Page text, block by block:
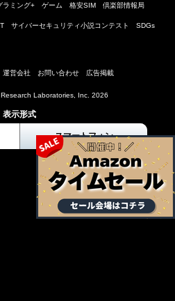
ラミング+ ゲーム 格安SIM 倶楽部情報局
サイバーセキュリティ小説コンテスト SDGs
運営会社 お問い合わせ 広告掲載
Laboratories, Inc. 2026
表示形式
スマートフォン